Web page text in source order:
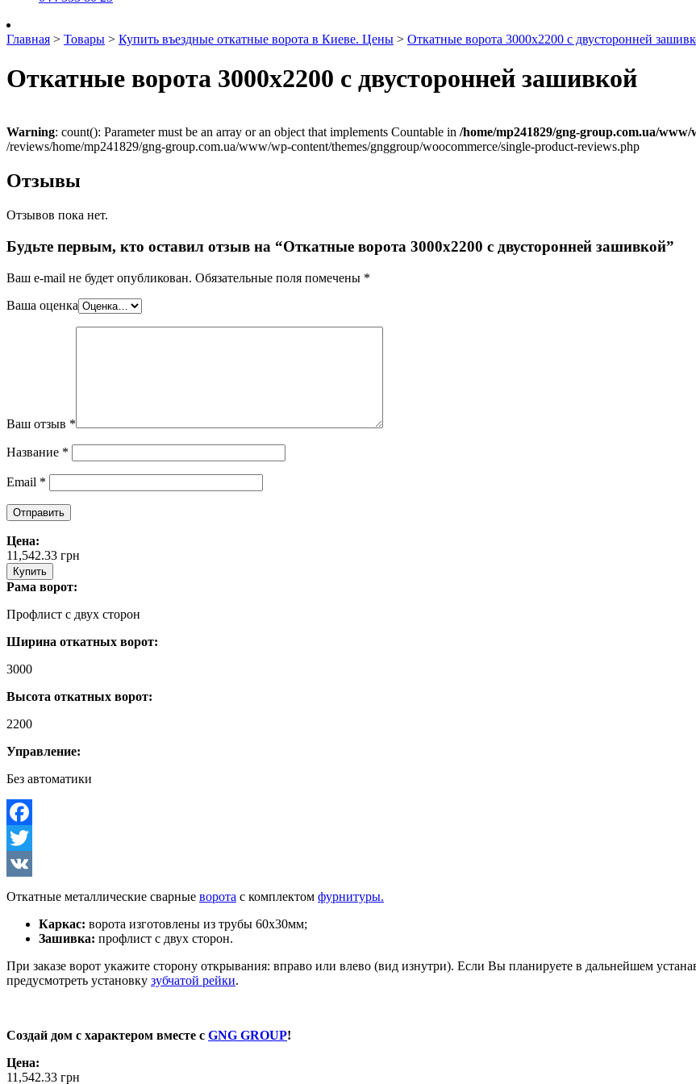
Главная > Товары > Купить въездные откатные ворота в Киеве. Цены > Откатные ворота 3000х2200 с двусторонней
Откатные ворота 3000х2200 с двусторонней зашивкой
Warning: count(): Parameter must be an array or an object that implements Countable in /home/mp241829/gng-group.com.ua/
/reviews/home/mp241829/gng-group.com.ua/www/wp-content/themes/gnggroup/woocommerce/single-product-reviews.php
Отзывы
Отзывов пока нет.
Будьте первым, кто оставил отзыв на “Откатные ворота 3000х2200 с двусторонней зашивкой”
Ваш e-mail не будет опубликован. Обязательные поля помечены *
Ваша оценка
Ваш отзыв *
Название *
Email *
Цена:
11,542.33 грн
Купить
Рама ворот:
Профлист с двух сторон
Ширина откатных ворот:
3000
Высота откатных ворот:
2200
Управление:
Без автоматики
Facebook
Twitter
VK
Откатные металлические сварные ворота с комплектом фурнитуры.
Каркас: ворота изготовлены из трубы 60х30мм;
Зашивка: профлист с двух сторон.
При заказе ворот укажите сторону открывания: вправо или влево (вид изнутри). Если Вы планируете в дальнейшем
предусмотреть установку зубчатой рейки.
Создай дом с характером вместе с GNG GROUP!
Цена:
11,542.33 грн